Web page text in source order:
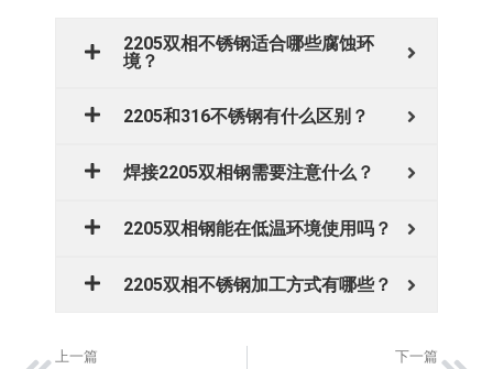
2205双相不锈钢适合哪些腐蚀环
境？
2205和316不锈钢有什么区别？
焊接2205双相钢需要注意什么？
2205双相钢能在低温环境使用吗？
2205双相不锈钢加工方式有哪些？
上一篇 下一篇